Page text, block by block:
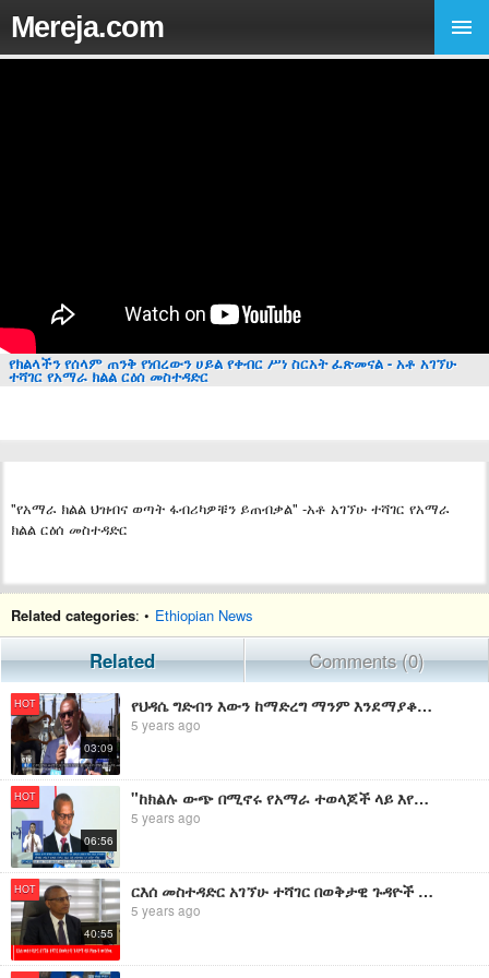
Mereja.com
የክልላችን የሰላም ጠንቅ የነበረውን ሀይል የቀብር ሥነ ስርአት ፈጽመናል - አቶ አገኘሁ
ተሻገር የአማራ ክልል ርዕሰ መስተዳድር
"የአማራ ክልል ህዝብና ወጣት ፋብሪካዎቹን ይጠብቃል" -አቶ አገኘሁ ተሻገር የአማራ
ክልል ርዕሰ መስተዳድር
Related categories: • Ethiopian News
Related Comments (0)
HOT
03:09
የህዳሴ ግድብን እውን ከማድረግ ማንም እንደማያቆማቸው የአማራ ክልል ርዕሠ መስተዳድር አገኘሁ ተሻገር ተናገሩ |
5 years ago
HOT
06:56
"ከክልሉ ውጭ በሚኖሩ የአማራ ተወላጆች ላይ እየደረሰ ያለውን ግፍና በደል ለማስቆም በትብብር መስራት ይገባል።" ርዕሰ መስተዳድር አቶ አገኘሁ ተሻገር
5 years ago
HOT
40:55
ርእሰ መስተዳድር አገኘሁ ተሻገር በወቅታዊ ጉዳዮች ላይ የሰጡት መግለጫ
5 years ago